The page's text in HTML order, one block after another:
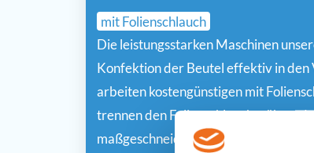
mit Folienschlauch
Die leistungsstarken Maschinen
Konfektion der Beutel effektiv in den
arbeiten kostengünstigen mit
trennen den Folienschlauch während
maßgeschneiderten Beuteln. Das